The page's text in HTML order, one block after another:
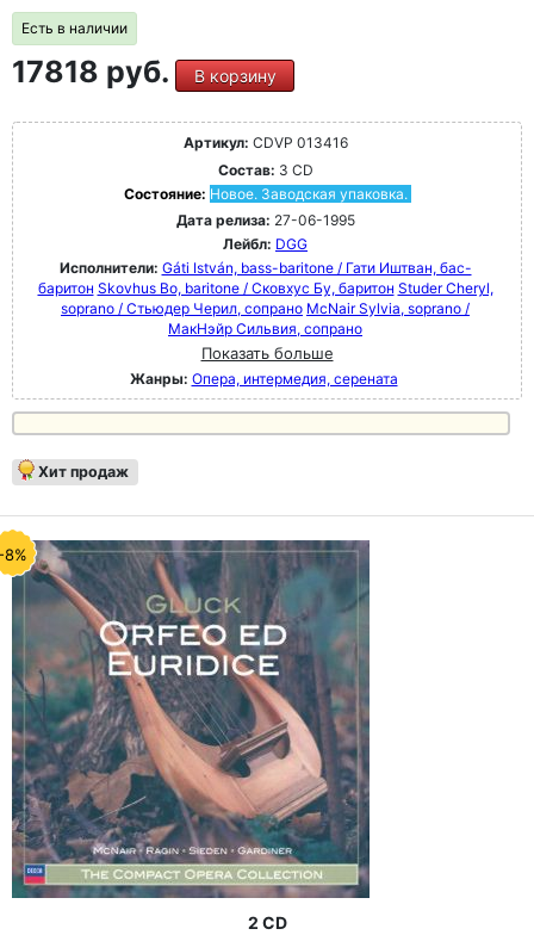
Есть в наличии
17818 руб. В корзину
Артикул: CDVP 013416
Состав: 3 CD
Состояние: Новое. Заводская упаковка.
Дата релиза: 27-06-1995
Лейбл: DGG
Исполнители: Gáti István, bass-baritone / Гати Иштван, бас-
баритон Skovhus Bo, baritone / Сковхус Бу, баритон Studer Cheryl,
soprano / Стьюдер Черил, сопрано McNair Sylvia, soprano /
МакНэйр Сильвия, сопрано
Показать больше
Жанры: Опера, интермедия, серената
Хит продаж
8%
2 CD